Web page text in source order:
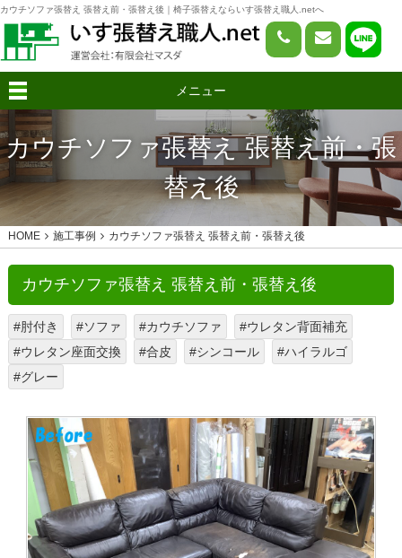
カウチソファ張替え 張替え前・張替え後｜椅子張替えならいす張替え職人.netへ
メニュー
カウチソファ張替え 張替え前・張
替え後
HOME 施工事例 カウチソファ張替え 張替え前・張替え後
カウチソファ張替え 張替え前・張替え後
#肘付き #ソファ #カウチソファ
#ウレタン背面補充
#ウレタン座面交換
#合皮 #シンコール
#ハイラルゴ
#グレー